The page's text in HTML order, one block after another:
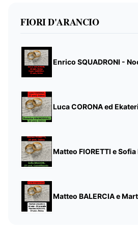
FIORI D'ARANCIO
Enrico SQUADRONI -
Luca CORONA ed
Matteo FIORETTI e Sofia
Matteo BALERCIA e